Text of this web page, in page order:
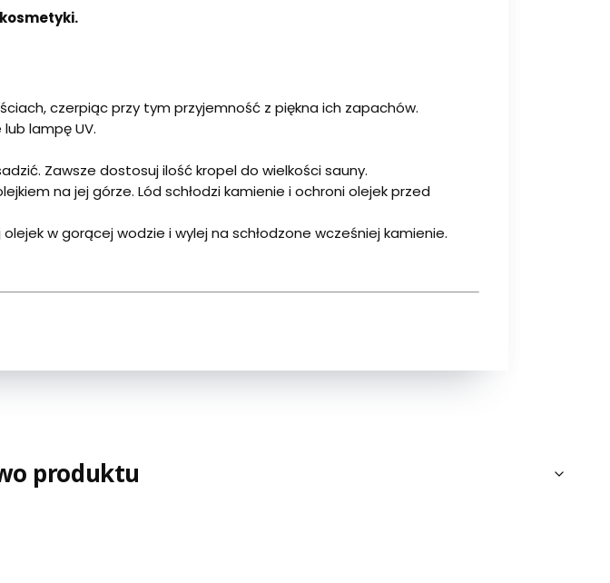
czerpiąc przy tym przyjemność z piękna ich zapachów.
lampę UV.
Zawsze dostosuj ilość kropel do wielkości sauny.
na jej górze. Lód schłodzi kamienie i ochroni olejek przed
w gorącej wodzie i wylej na schłodzone wcześniej kamienie.
produktu